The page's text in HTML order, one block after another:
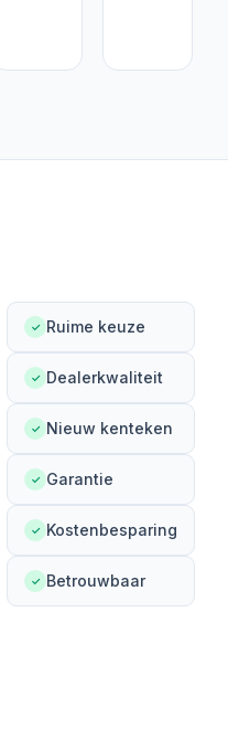
✓ Ruime keuze
✓ Dealerkwaliteit
✓ Nieuw kenteken
✓ Garantie
✓ Kostenbesparing
✓ Betrouwbaar